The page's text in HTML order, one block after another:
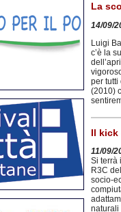
La
14/09/
Luigi
c’è la
per tutti
(2010)
Il kick
11/09/
Si terrà
R3C
socio-
naturali